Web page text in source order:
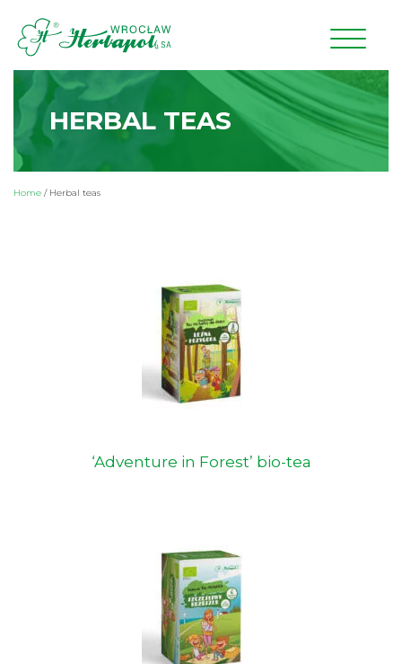
HERBAL TEAS
Home / Herbal teas
‘Adventure in Forest’ bio-tea